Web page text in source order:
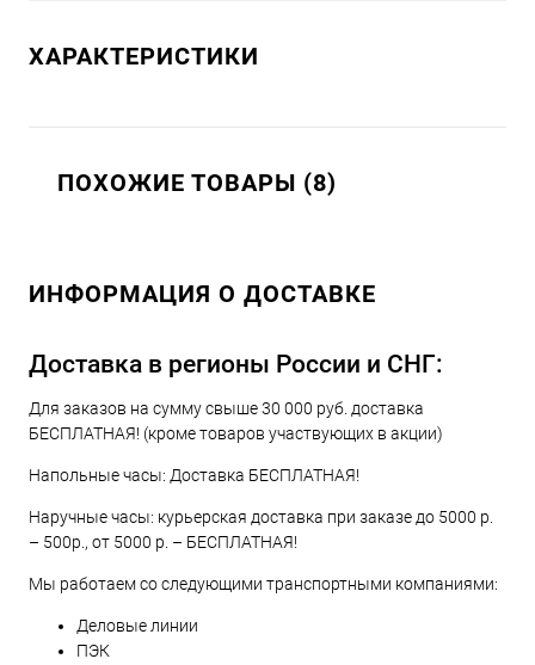
ХАРАКТЕРИСТИКИ
ПОХОЖИЕ ТОВАРЫ (8)
ИНФОРМАЦИЯ О ДОСТАВКЕ
Доставка в регионы России и СНГ:
Для заказов на сумму свыше 30 000 руб. доставка
БЕСПЛАТНАЯ! (кроме товаров участвующих в акции)
Напольные часы: Доставка БЕСПЛАТНАЯ!
Наручные часы: курьерская доставка при заказе до 5000 р.
– 500р., от 5000 р. – БЕСПЛАТНАЯ!
Мы работаем со следующими транспортными компаниями:
Деловые линии
ПЭК